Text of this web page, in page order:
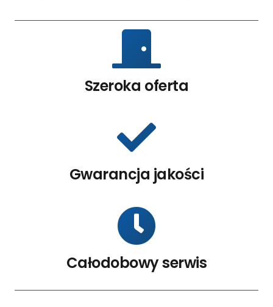
Szeroka oferta
Gwarancja jakości
Całodobowy serwis